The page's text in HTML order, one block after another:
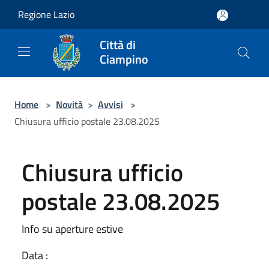
Regione Lazio
Città di
Ciampino
Home > Novità > Avvisi >
Chiusura ufficio postale 23.08.2025
Chiusura ufficio
postale 23.08.2025
Info su aperture estive
Data :